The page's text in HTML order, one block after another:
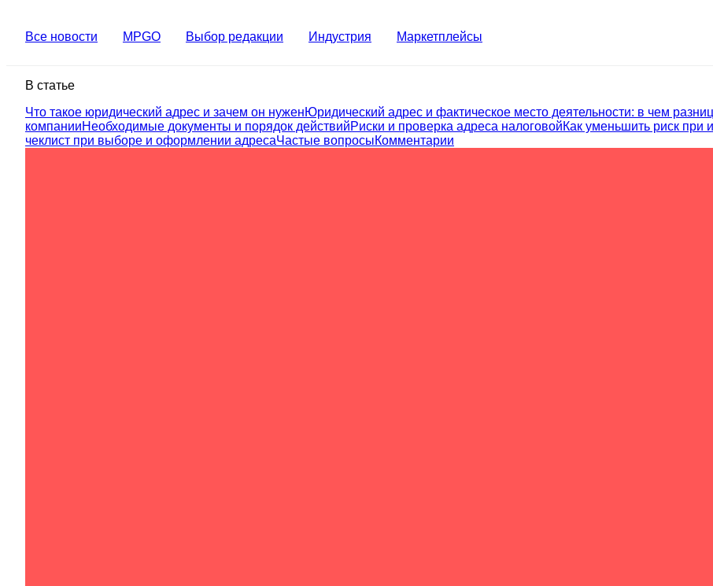
Все новости MPGO Выбор редакции Индустрия Маркетплейсы
В статье
Что такое юридический адрес и зачем он нуженЮридический адрес и фактическое место деятельности: в чем
компанииНеобходимые документы и порядок действийРиски и проверка адреса налоговойКак уменьшить риск при
чеклист при выборе и оформлении адресаЧастые вопросыКомментарии